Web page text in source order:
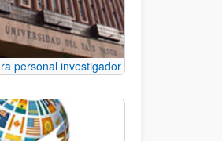
personal investigador